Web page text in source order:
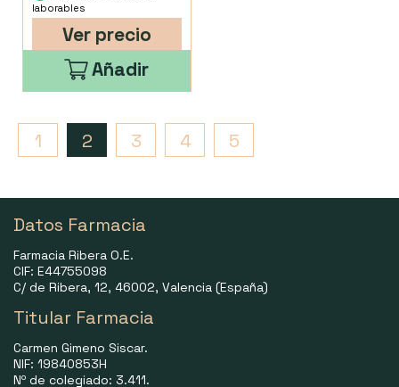
laborables
Ver precio
Añadir
1 2 3 4 5
Datos Farmacia
Farmacia Ribera O.E.
CIF: E44755098
C/ de Ribera, 12, 46002, Valencia (España)
Titular Farmacia
Carmen Gimeno Siscar.
NIF: 19840853H
Nº de colegiado: 3.411.